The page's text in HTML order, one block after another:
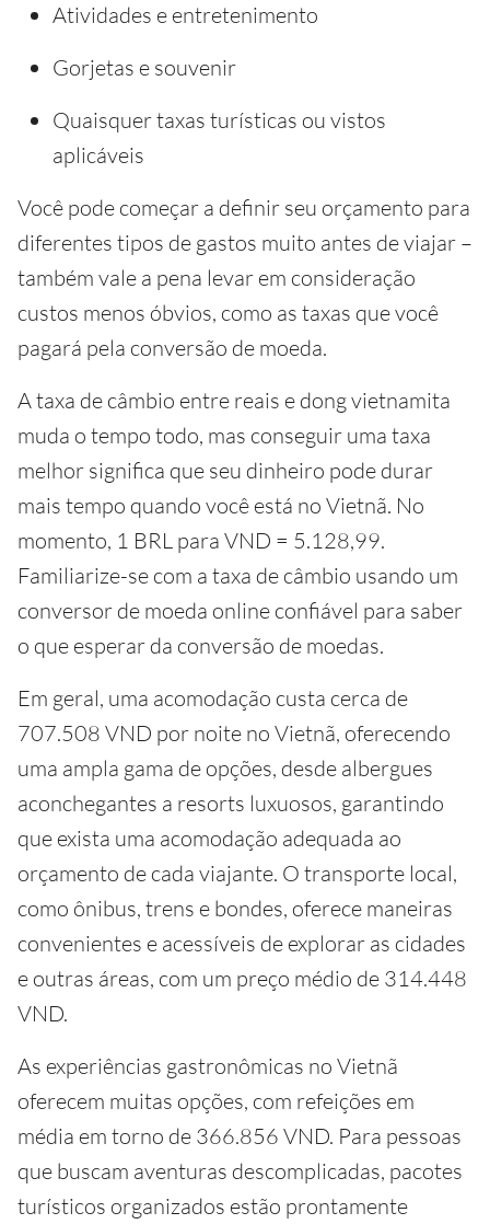
Atividades e entretenimento
Gorjetas e souvenir
Quaisquer taxas turísticas ou vistos
aplicáveis
Você pode começar a definir seu orçamento para
diferentes tipos de gastos muito antes de viajar –
também vale a pena levar em consideração
custos menos óbvios, como as taxas que você
pagará pela conversão de moeda.
A taxa de câmbio entre reais e dong vietnamita
muda o tempo todo, mas conseguir uma taxa
melhor significa que seu dinheiro pode durar
mais tempo quando você está no Vietnã. No
momento, 1 BRL para VND = 5.128,99.
Familiarize-se com a taxa de câmbio usando um
conversor de moeda online confiável para saber
o que esperar da conversão de moedas.
Em geral, uma acomodação custa cerca de
707.508 VND por noite no Vietnã, oferecendo
uma ampla gama de opções, desde albergues
aconchegantes a resorts luxuosos, garantindo
que exista uma acomodação adequada ao
orçamento de cada viajante. O transporte local,
como ônibus, trens e bondes, oferece maneiras
convenientes e acessíveis de explorar as cidades
e outras áreas, com um preço médio de 314.448
VND.
As experiências gastronômicas no Vietnã
oferecem muitas opções, com refeições em
média em torno de 366.856 VND. Para pessoas
que buscam aventuras descomplicadas, pacotes
turísticos organizados estão prontamente